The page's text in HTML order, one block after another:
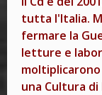
tutta l'Italia.
fermare la
letture e
una Cultura